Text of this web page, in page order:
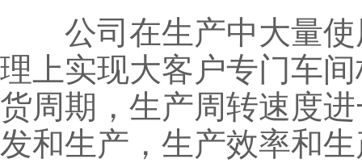
公司在生产中大量使
理上实现大客户专门车
货周期，生产周转速度
发和生产，生产效率和